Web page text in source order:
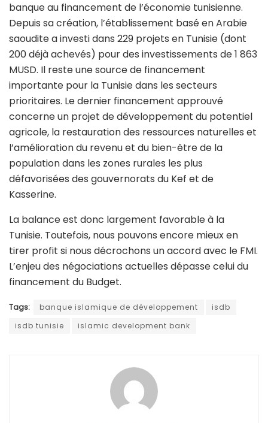
banque au financement de l’économie tunisienne.
Depuis sa création, l’établissement basé en Arabie
saoudite a investi dans 229 projets en Tunisie (dont
200 déjà achevés) pour des investissements de 1 863
MUSD. Il reste une source de financement
importante pour la Tunisie dans les secteurs
prioritaires. Le dernier financement approuvé
concerne un projet de développement du potentiel
agricole, la restauration des ressources naturelles et
l’amélioration du revenu et du bien-être de la
population dans les zones rurales les plus
défavorisées des gouvernorats du Kef et de
Kasserine.
La balance est donc largement favorable à la
Tunisie. Toutefois, nous pouvons encore mieux en
tirer profit si nous décrochons un accord avec le FMI.
L’enjeu des négociations actuelles dépasse celui du
financement du Budget.
Tags: banque islamique de développement
isdb
isdb tunisie
islamic development bank